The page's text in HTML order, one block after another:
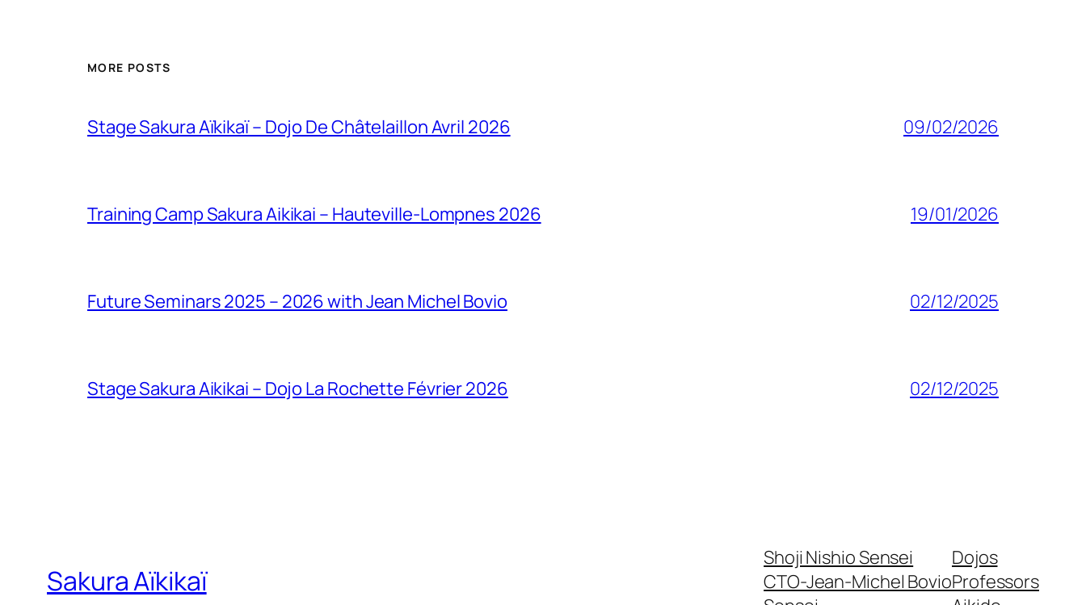
MORE POSTS
Stage Sakura Aïkikaï – Dojo De Châtelaillon Avril 2026 09/02/2026
Training Camp Sakura Aikikai – Hauteville-Lompnes 2026 19/01/2026
Future Seminars 2025 – 2026 with Jean Michel Bovio 02/12/2025
Stage Sakura Aikikai – Dojo La Rochette Février 2026 02/12/2025
Sakura Aïkikaï
Shoji Nishio Sensei
CTO-Jean-Michel Bovio
Dojos
Professors